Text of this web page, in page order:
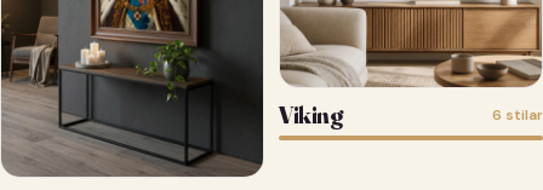
Viking 6 stilar